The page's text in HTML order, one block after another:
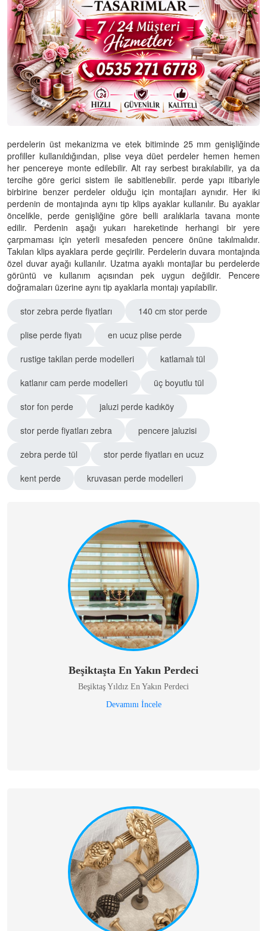
perdelerin üst mekanizma ve etek bitiminde 25 mm genişliğinde
profiller kullanıldığından, plise veya düet perdeler hemen hemen
her pencereye monte edilebilir. Alt ray serbest bırakılabilir, ya da
tercihe göre gerici sistem ile sabitlenebilir. perde yapı itibariyle
birbirine benzer perdeler olduğu için montajları aynıdır. Her iki
perdenin de montajında aynı tip klips ayaklar kullanılır. Bu ayaklar
öncelikle, perde genişliğine göre belli aralıklarla tavana monte
edilir. Perdenin aşağı yukarı hareketinde herhangi bir yere
çarpmaması için yeterli mesafeden pencere önüne takılmalıdır.
Takılan klips ayaklara perde geçirilir. Perdelerin duvara montajında
özel duvar ayağı kullanılır. Uzatma ayaklı montajlar bu perdelerde
görüntü ve kullanım açısından pek uygun değildir. Pencere
doğramaları üzerine aynı tip ayaklarla montajı yapılabilir.
stor zebra perde fiyatları
140 cm stor perde
plise perde fiyatı
en ucuz plise perde
rustige takilan perde modelleri
katlamalı tül
katlanır cam perde modelleri
üç boyutlu tül
stor fon perde
jaluzi perde kadıköy
stor perde fiyatları zebra
pencere jaluzisi
zebra perde tül
stor perde fiyatları en ucuz
kent perde
kruvasan perde modelleri
Beşiktaşta En Yakın Perdeci
Beşiktaş Yıldız En Yakın Perdeci
Devamını İncele